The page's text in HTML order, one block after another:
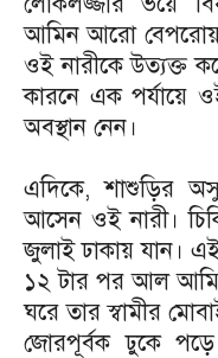
আমিন আরো
ওই নারীকে উত্যক্ত
কারনে এক পর্যায়ে
অবস্থান নেন।
এদিকে, শাশুড়ির
আসেন ওই নারী।
জুলাই ঢাকায় যান।
১২ টার পর আল
ঘরে তার স্বামীর
জোরপূর্বক ঢুকে